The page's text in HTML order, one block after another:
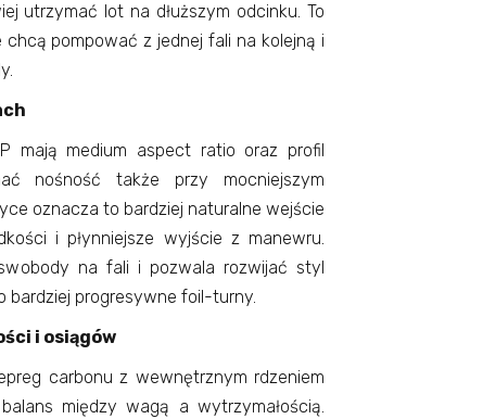
utrzymać lot na dłuższym odcinku. To
pompować z jednej fali na kolejną i
mają medium aspect ratio oraz profil
nośność także przy mocniejszym
oznacza to bardziej naturalne wejście
i płynniejsze wyjście z manewru.
na fali i pozwala rozwijać styl
bardziej progresywne foil-turny.
i osiągów
carbonu z wewnętrznym rdzeniem
między wagą a wytrzymałością.